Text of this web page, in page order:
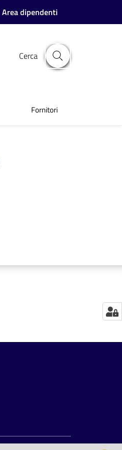
Area dipendenti
Cerca
Fornitori